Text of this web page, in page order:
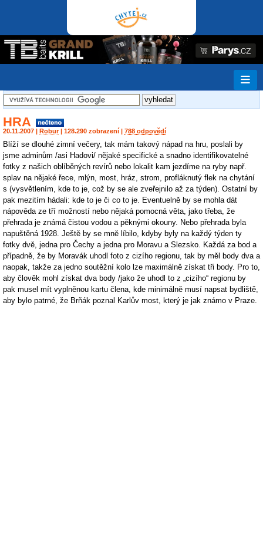
HRA
20.11.2007 | Robur| 128.290 zobrazení | 788 odpovědí
Blíží se dlouhé zimní večery, tak mám takový nápad na hru, poslali by
jsme adminům /asi Hadovi/ nějaké specifické a snadno identifikovatelné
fotky z našich oblíběných revírů nebo lokalit kam jezdíme na ryby např.
splav na nějaké řece, mlýn, most, hráz, strom, profláknutý flek na chytání
s (vysvětlením, kde to je, což by se ale zveřejnilo až za týden). Ostatní by
pak mezitím hádali: kde to je či co to je. Eventuelně by se mohla dát
nápověda ze tří možností nebo nějaká pomocná věta, jako třeba, že
přehrada je známá čistou vodou a pěknými okouny. Nebo přehrada byla
napuštěná 1928. Ještě by se mně líbilo, kdyby byly na každý týden ty
fotky dvě, jedna pro Čechy a jedna pro Moravu a Slezsko. Každá za bod a
případně, že by Moravák uhodl foto z cizího regionu, tak by měl body dva a
naopak, takže za jedno soutěžní kolo lze maximálně získat tři body. Pro to,
aby člověk mohl získat dva body /jako že uhodl to z „cizího“ regionu by
pak musel mít vyplněnou kartu člena, kde minimálně musí napsat bydliště,
aby bylo patrné, že Brňák poznal Karlův most, který je jak známo v Praze.